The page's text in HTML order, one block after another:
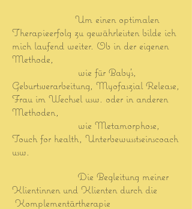
Um einen optimalen
Therapieerfolg zu gewährleisten bilde ich
mich laufend weiter. Ob in der eigenen
Methode,
wie für Baby's,
Geburtsverarbeitung, Myofaszial Release,
Frau im Wechsel usw. oder in anderen
Methoden,
wie Metamorphose,
Touch for health, Unterbewusstseinscoach
usw.
Die Begleitung meiner
Klientinnen und Klienten durch die
Komplementärtherapie